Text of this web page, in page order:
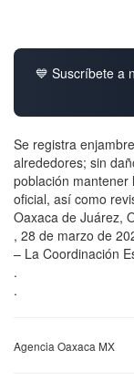
💙 Suscríbete a
Se registra
alrededores; sin
población mantener
oficial, así como
Oaxaca de Juárez,
, 28 de marzo de
– La Coordinación
.
.
Agencia Oaxaca MX